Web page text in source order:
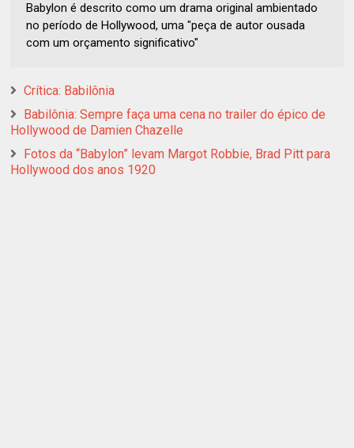
Babylon é descrito como um drama original ambientado
no período de Hollywood, uma "peça de autor ousada
com um orçamento significativo"
Crítica: Babilônia
Babilônia: Sempre faça uma cena no trailer do épico de
Hollywood de Damien Chazelle
Fotos da “Babylon” levam Margot Robbie, Brad Pitt para
Hollywood dos anos 1920